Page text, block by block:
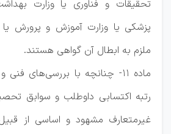
تحقیقات و فناوری یا وزارت
پزشکی یا وزارت آموزش و پرورش یا
ملزم به ابطال آن گواهی هستند.
ماده ۱۱- چنانچه با بررسی‌های
رتبه اکتسابی داوطلب و سوابق
غیرمتعارف مشهود و اساسی از